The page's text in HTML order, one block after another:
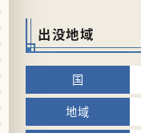
出没地域